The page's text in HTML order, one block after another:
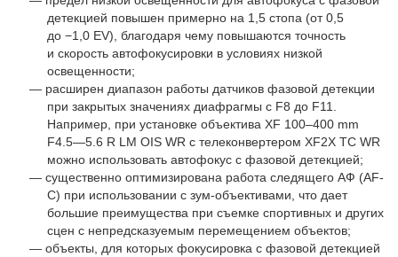
детекцией повышен примерно на 1,5 стопа (от 0,5
до −1,0 EV), благодаря чему повышаются точность
и скорость автофокусировки в условиях низкой
освещенности;
расширен диапазон работы датчиков фазовой детекции
при закрытых значениях диафрагмы с F8 до F11.
Например, при установке объектива XF 100–400 mm
F4.5—5.6 R LM OIS WR с телеконвертером XF2X TC WR
можно использовать автофокус с фазовой детекцией;
существенно оптимизирована работа следящего АФ (AF-
C) при использовании с зум-объективами, что дает
большие преимущества при съемке спортивных и других
сцен с непредсказуемым перемещением объектов;
объекты, для которых фокусировка с фазовой детекцией